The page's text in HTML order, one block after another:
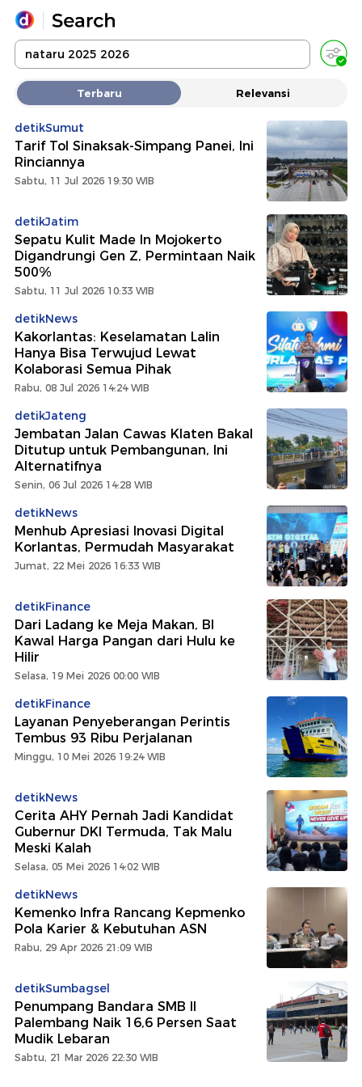
Yang sedang ramai dicari
Loading...
Promoted
Terbaru Relevansi
detikSumut
Tarif Tol Sinaksak-Simpang Panei, Ini
Rinciannya
Sabtu, 11 Jul 2026 19:30 WIB
detikJatim
Sepatu Kulit Made In Mojokerto
Digandrungi Gen Z, Permintaan Naik
500%
Sabtu, 11 Jul 2026 10:33 WIB
detikNews
Kakorlantas: Keselamatan Lalin
Hanya Bisa Terwujud Lewat
Kolaborasi Semua Pihak
Rabu, 08 Jul 2026 14:24 WIB
detikJateng
Jembatan Jalan Cawas Klaten Bakal
Ditutup untuk Pembangunan, Ini
Alternatifnya
Senin, 06 Jul 2026 14:28 WIB
detikNews
Menhub Apresiasi Inovasi Digital
Korlantas, Permudah Masyarakat
Jumat, 22 Mei 2026 16:33 WIB
detikFinance
Dari Ladang ke Meja Makan, BI
Kawal Harga Pangan dari Hulu ke
Hilir
Selasa, 19 Mei 2026 00:00 WIB
detikFinance
Layanan Penyeberangan Perintis
Tembus 93 Ribu Perjalanan
Minggu, 10 Mei 2026 19:24 WIB
detikNews
Cerita AHY Pernah Jadi Kandidat
Gubernur DKI Termuda, Tak Malu
Meski Kalah
Selasa, 05 Mei 2026 14:02 WIB
detikNews
Kemenko Infra Rancang Kepmenko
Pola Karier & Kebutuhan ASN
Rabu, 29 Apr 2026 21:09 WIB
detikSumbagsel
Penumpang Bandara SMB II
Palembang Naik 16,6 Persen Saat
Mudik Lebaran
Sabtu, 21 Mar 2026 22:30 WIB